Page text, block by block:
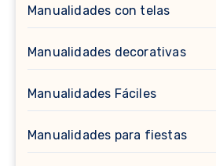
Manualidades con telas
Manualidades decorativas
Manualidades Fáciles
Manualidades para fiestas